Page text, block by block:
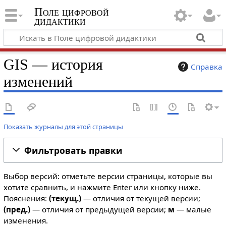
Поле цифровой
дидактики
Справка
GIS — история
изменений
Показать журналы для этой страницы
Фильтровать правки
Выбор версий: отметьте версии страницы, которые вы
хотите сравнить, и нажмите Enter или кнопку ниже.
Пояснения: (текущ.)— отличия от текущей версии;
(пред.)— отличия от предыдущей версии; м — малые
изменения.